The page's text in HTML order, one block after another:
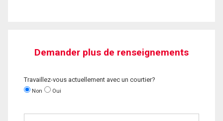
Demander plus de renseignements
Travaillez-vous actuellement avec un courtier?
Non Oui